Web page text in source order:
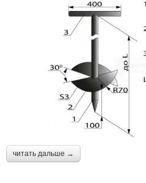
читать дальше →